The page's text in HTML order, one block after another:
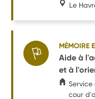
Le
MÉMOIRE
Aide à
et à
cour